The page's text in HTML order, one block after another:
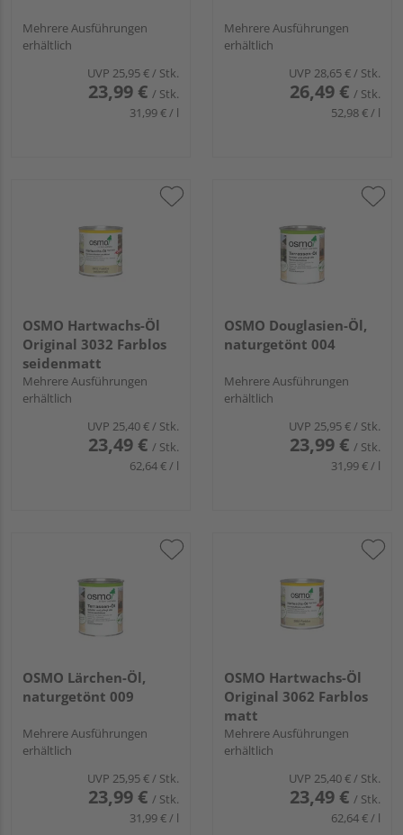
Mehrere Ausführungen
erhältlich
UVP 25,95 €/ Stk.
23,99 € / Stk.
31,99 € / l
Mehrere Ausführungen
erhältlich
UVP 28,65 €/ Stk.
26,49 € / Stk.
52,98 € / l
OSMO Hartwachs-Öl
Original 3032 Farblos
seidenmatt
Mehrere Ausführungen
erhältlich
UVP 25,40 €/ Stk.
23,49 € / Stk.
62,64 € / l
OSMO Douglasien-Öl,
naturgetönt 004
Mehrere Ausführungen
erhältlich
UVP 25,95 €/ Stk.
23,99 € / Stk.
31,99 € / l
OSMO Lärchen-Öl,
naturgetönt 009
Mehrere Ausführungen
erhältlich
UVP 25,95 €/ Stk.
23,99 € / Stk.
31,99 € / l
OSMO Hartwachs-Öl
Original 3062 Farblos
matt
Mehrere Ausführungen
erhältlich
UVP 25,40 €/ Stk.
23,49 € / Stk.
62,64 € / l